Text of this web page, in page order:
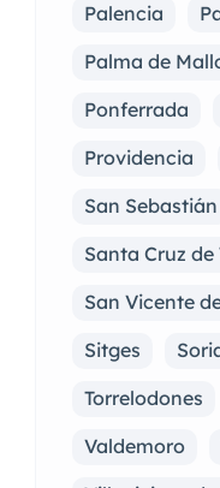
Palencia
Palma de
Ponferrada
Providencia
San Sebastián
Santa Cruz de
San Vicente
Sitges
Torrelodones
Valdemoro